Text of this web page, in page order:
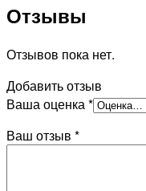
Отзывы
Отзывов пока нет.
Добавить отзыв
Ваша оценка*
Ваш отзыв *